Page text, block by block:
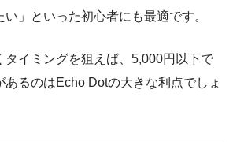
」といった初心者にも最適です。
タイミングを狙えば、5,000円以下で
あるのはEcho Dotの大きな利点でしょ